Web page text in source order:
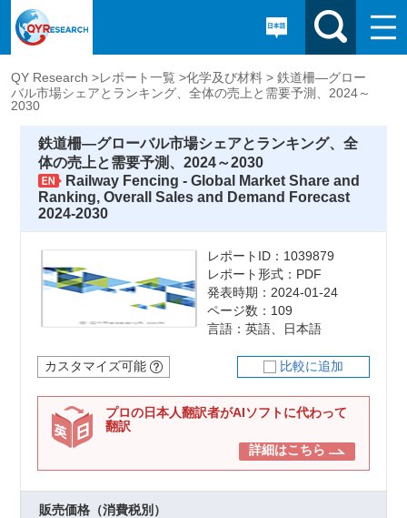
QY Research >レポート一覧 >化学及び材料 > 鉄道柵―グロー
バル市場シェアとランキング、全体の売上と需要予測、2024～
2030
鉄道柵―グローバル市場シェアとランキング、全
体の売上と需要予測、2024～2030
Railway Fencing - Global Market Share and
Ranking, Overall Sales and Demand Forecast
2024-2030
レポートID：1039879
レポート形式：PDF
発表時期：2024-01-24
ページ数：109
言語：英語、日本語
カスタマイズ可能 比較に追加
プロの日本人翻訳者がAIソフトに代わって
翻訳
詳細はこちら
販売価格（消費税別）